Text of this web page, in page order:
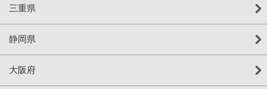
三重県
静岡県
大阪府